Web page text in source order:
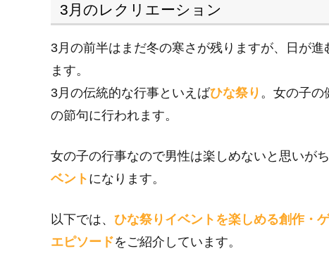
3月のレクリエーション
3月の前半はまだ冬の寒さが残りますが、日が
ます。
3月の伝統的な行事といえばひな祭り 。女の子の
の節句に行われます。
女の子の行事なので男性は楽しめないと思いがち
ベント になります。
以下では、 ひな祭りイベントを楽しめる創作・
エピソードをご紹介しています。